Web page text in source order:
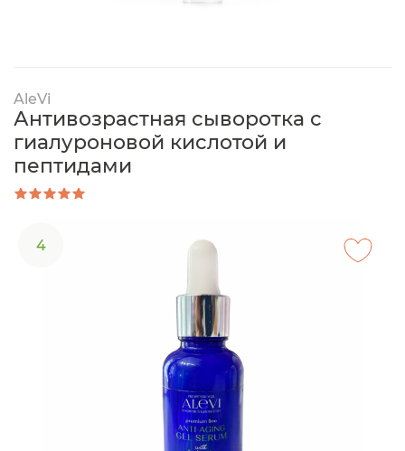
AleVi
Антивозрастная сыворотка с
гиалуроновой кислотой и
пептидами
4